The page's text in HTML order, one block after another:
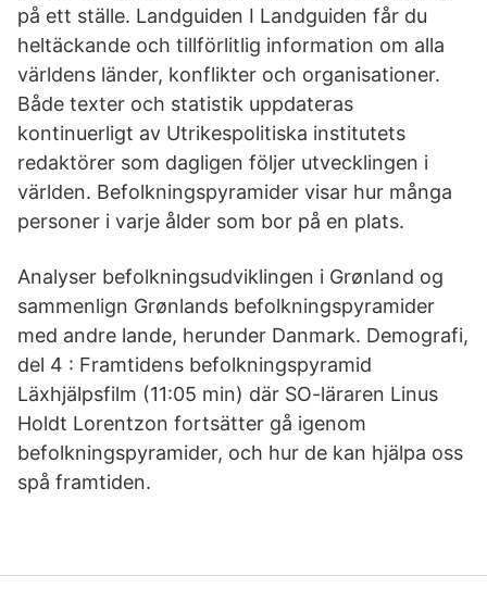
på ett ställe. Landguiden I Landguiden får du
heltäckande och tillförlitlig information om alla
världens länder, konflikter och organisationer.
Både texter och statistik uppdateras
kontinuerligt av Utrikespolitiska institutets
redaktörer som dagligen följer utvecklingen i
världen. Befolkningspyramider visar hur många
personer i varje ålder som bor på en plats.
Analyser befolkningsudviklingen i Grønland og
sammenlign Grønlands befolkningspyramider
med andre lande, herunder Danmark. Demografi,
del 4 : Framtidens befolkningspyramid
Läxhjälpsfilm (11:05 min) där SO-läraren Linus
Holdt Lorentzon fortsätter gå igenom
befolkningspyramider, och hur de kan hjälpa oss
spå framtiden.